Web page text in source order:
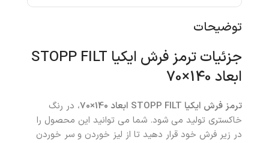
توضیحات
جزئیات ترمز فرش ایکیا STOPP FILT
ابعاد 140×70
ترمز فرش ایکیا STOPP FILT ابعاد 140×70 ، در رنگ
خاکستری تولید می شود. شما می توانید این محصول را
در زیر فرش خود قرار دهید تا از لیز خوردن و سر خوردن